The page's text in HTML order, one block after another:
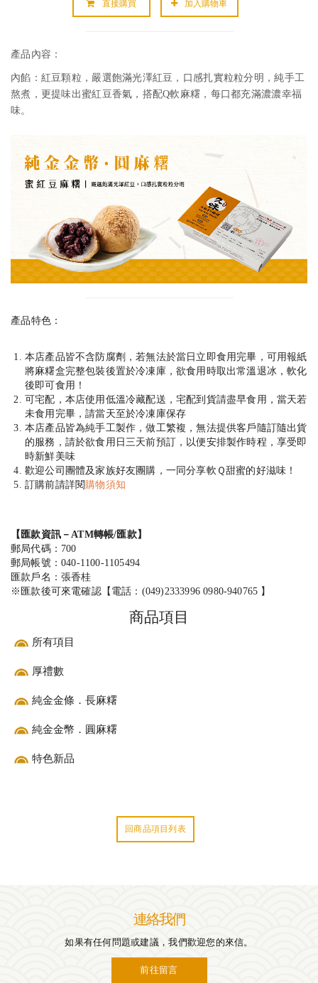
直接購買 加入購物車
產品內容：
內餡：紅豆顆粒，嚴選飽滿光澤紅豆，口感扎實粒粒分明，純手工
熬煮，更提味出蜜紅豆香氣，搭配Q軟麻糬，每口都充滿濃濃幸福
味。
產品特色：
本店產品皆不含防腐劑，若無法於當日立即食用完畢，可用報紙
將麻糬盒完整包裝後置於冷凍庫，欲食用時取出常溫退冰，軟化
後即可食用！
可宅配，本店使用低溫冷藏配送，宅配到貨請盡早食用，當天若
未食用完畢，請當天至於冷凍庫保存
本店產品皆為純手工製作，做工繁複，無法提供客戶隨訂隨出貨
的服務，請於欲食用日三天前預訂，以便安排製作時程，享受即
時新鮮美味
歡迎公司團體及家族好友團購，一同分享軟Ｑ甜蜜的好滋味！
訂購前請詳閱購物須知
【匯款資訊－ATM轉帳/匯款】
郵局代碼：700
郵局帳號： 040-1100-1105494
匯款戶名：張香桂
※匯款後可來電確認【電話： (049)2333996 0980-940765 】
商品項目
所有項目
厚禮數
純金金條．長麻糬
純金金幣．圓麻糬
特色新品
回商品項目列表
連絡我們
如果有任何問題或建議，我們歡迎您的來信。
前往留言